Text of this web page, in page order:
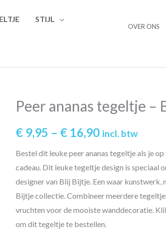
STIJL
OVER ONS
Peer ananas tegeltje –
€ 9,95 – € 16,90 incl. btw
Bestel dit leuke peer ananas tegeltje als je
cadeau. Dit leuke tegeltje design is speciaal
designer van Blij Bijtje. Een waar kunstwerk,
Bijtje collectie. Combineer meerdere
vruchten voor de mooiste wanddecoratie.
om dit tegeltje te bestellen.